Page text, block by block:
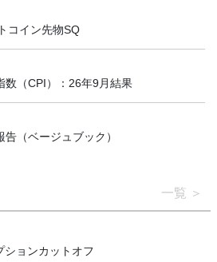
コイン先物SQ
数（CPI）：26年9月結果
（ベージュブック）
一覧
ションカットオフ